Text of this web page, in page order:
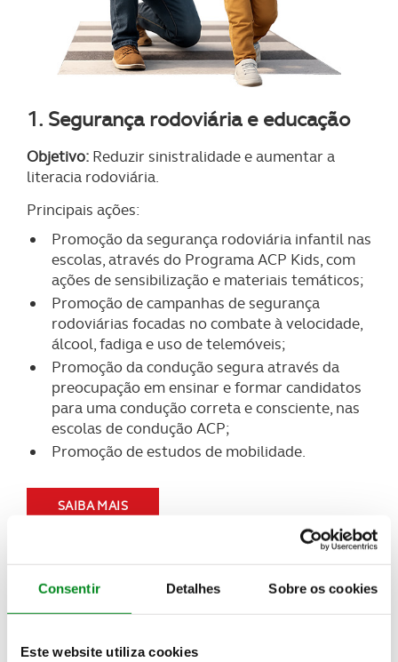
Consentir Detalhes Sobre os cookies
Este website utiliza cookies
1. Segurança rodoviária e educação
Objetivo: Reduzir sinistralidade e aumentar a
literacia rodoviária.
Principais ações:
Promoção da segurança rodoviária infantil nas
escolas, através do Programa ACP Kids, com
ações de sensibilização e materiais temáticos;
Promoção de campanhas de segurança
rodoviárias focadas no combate à velocidade,
álcool, fadiga e uso de telemóveis;
Promoção da condução segura através da
preocupação em ensinar e formar candidatos
para uma condução correta e consciente, nas
escolas de condução ACP;
Promoção de estudos de mobilidade.
SAIBA MAIS